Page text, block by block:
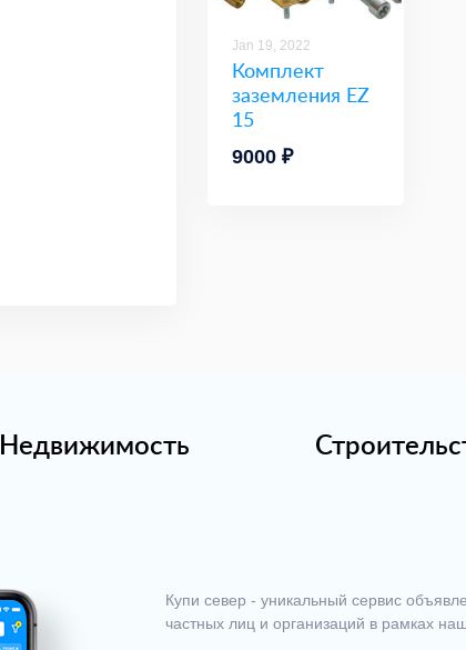
Jan 19, 2022
Комплект
заземления EZ
15
9000 ₽
Недвижимость
Купи север - уникальный сервис
частных лиц и организаций в рамках